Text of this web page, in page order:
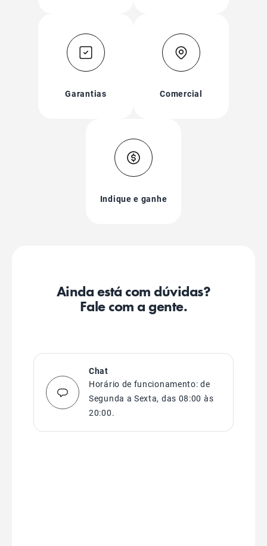
Garantias Comercial
Indique e ganhe
Ainda está com dúvidas?
Fale com a gente.
Chat
Horário de funcionamento: de
Segunda a Sexta, das 08:00 às
20:00.